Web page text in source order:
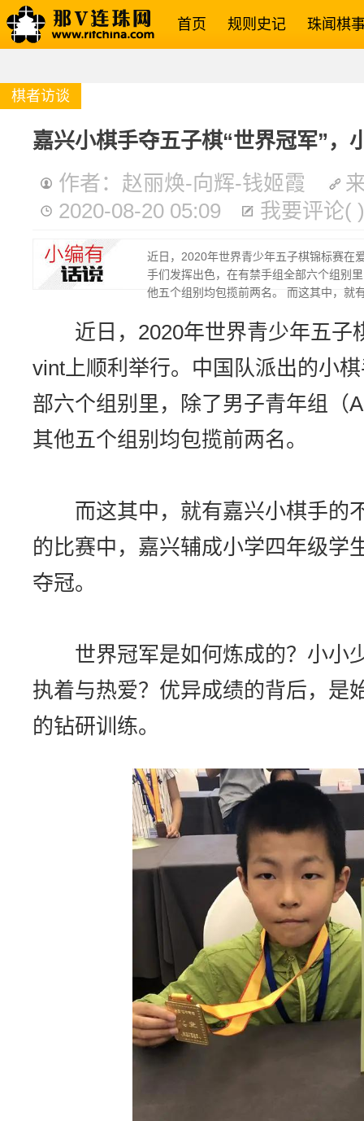
首页 规则史记 珠闻棋
棋者访谈
嘉兴小棋手夺五子棋“世界冠军”，
作者：赵丽焕-向辉-钱姬霞
2020-08-20 05:09
我要评论( )
近日，2020年世界青少年五子棋锦标赛在
手们发挥出色，在有禁手组全部六个组别
他五个组别均包揽前两名。 而这其中，就
近日，2020年世界青少年五子
vint上顺利举行。中国队派出的小
部六个组别里，除了男子青年组（
其他五个组别均包揽前两名。
而这其中，就有嘉兴小棋手的
的比赛中，嘉兴辅成小学四年级学
夺冠。
世界冠军是如何炼成的？小小
执着与热爱？优异成绩的背后，是
的钻研训练。